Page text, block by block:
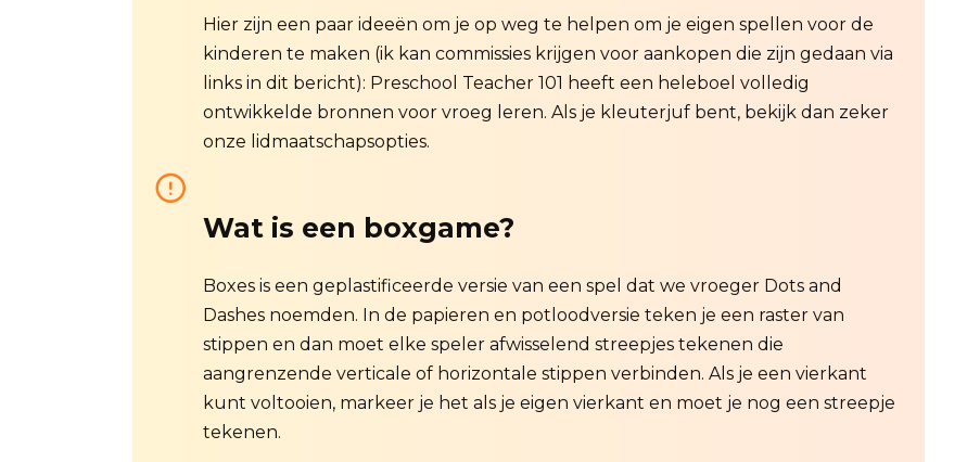
Hier zijn een paar ideeën om je op weg te helpen om je eigen spellen voor de
kinderen te maken (ik kan commissies krijgen voor aankopen die zijn gedaan via
links in dit bericht): Preschool Teacher 101 heeft een heleboel volledig
ontwikkelde bronnen voor vroeg leren. Als je kleuterjuf bent, bekijk dan zeker
onze lidmaatschapsopties.
Wat is een boxgame?
Boxes is een geplastificeerde versie van een spel dat we vroeger Dots and
Dashes noemden. In de papieren en potloodversie teken je een raster van
stippen en dan moet elke speler afwisselend streepjes tekenen die
aangrenzende verticale of horizontale stippen verbinden. Als je een vierkant
kunt voltooien, markeer je het als je eigen vierkant en moet je nog een streepje
tekenen.